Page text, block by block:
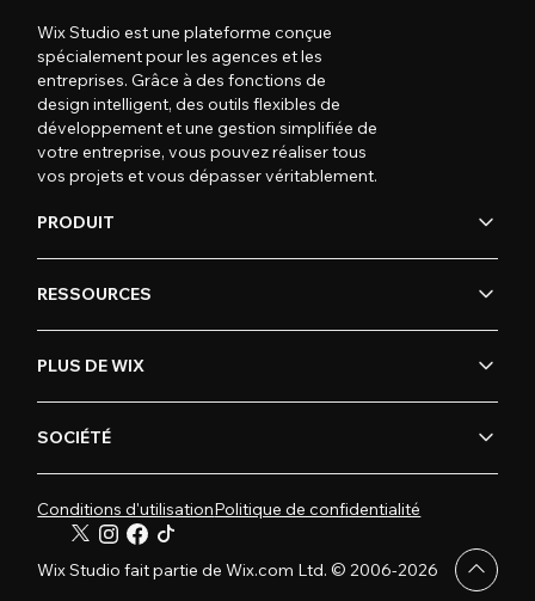
Wix Studio est une plateforme conçue
spécialement pour les agences et les
entreprises. Grâce à des fonctions de
design intelligent, des outils flexibles de
développement et une gestion simplifiée de
votre entreprise, vous pouvez réaliser tous
vos projets et vous dépasser véritablement.
PRODUIT
RESSOURCES
PLUS DE WIX
SOCIÉTÉ
Conditions d'utilisationPolitique de confidentialité
Wix Studio fait partie de Wix.com Ltd. © 2006-2026